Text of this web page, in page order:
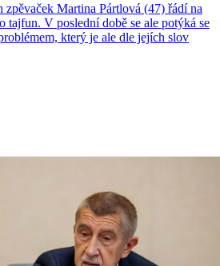
zpěvaček Martina Pártlová (47) řádí na
tajfun. V poslední době se ale potýká se
který je ale dle jejích slov